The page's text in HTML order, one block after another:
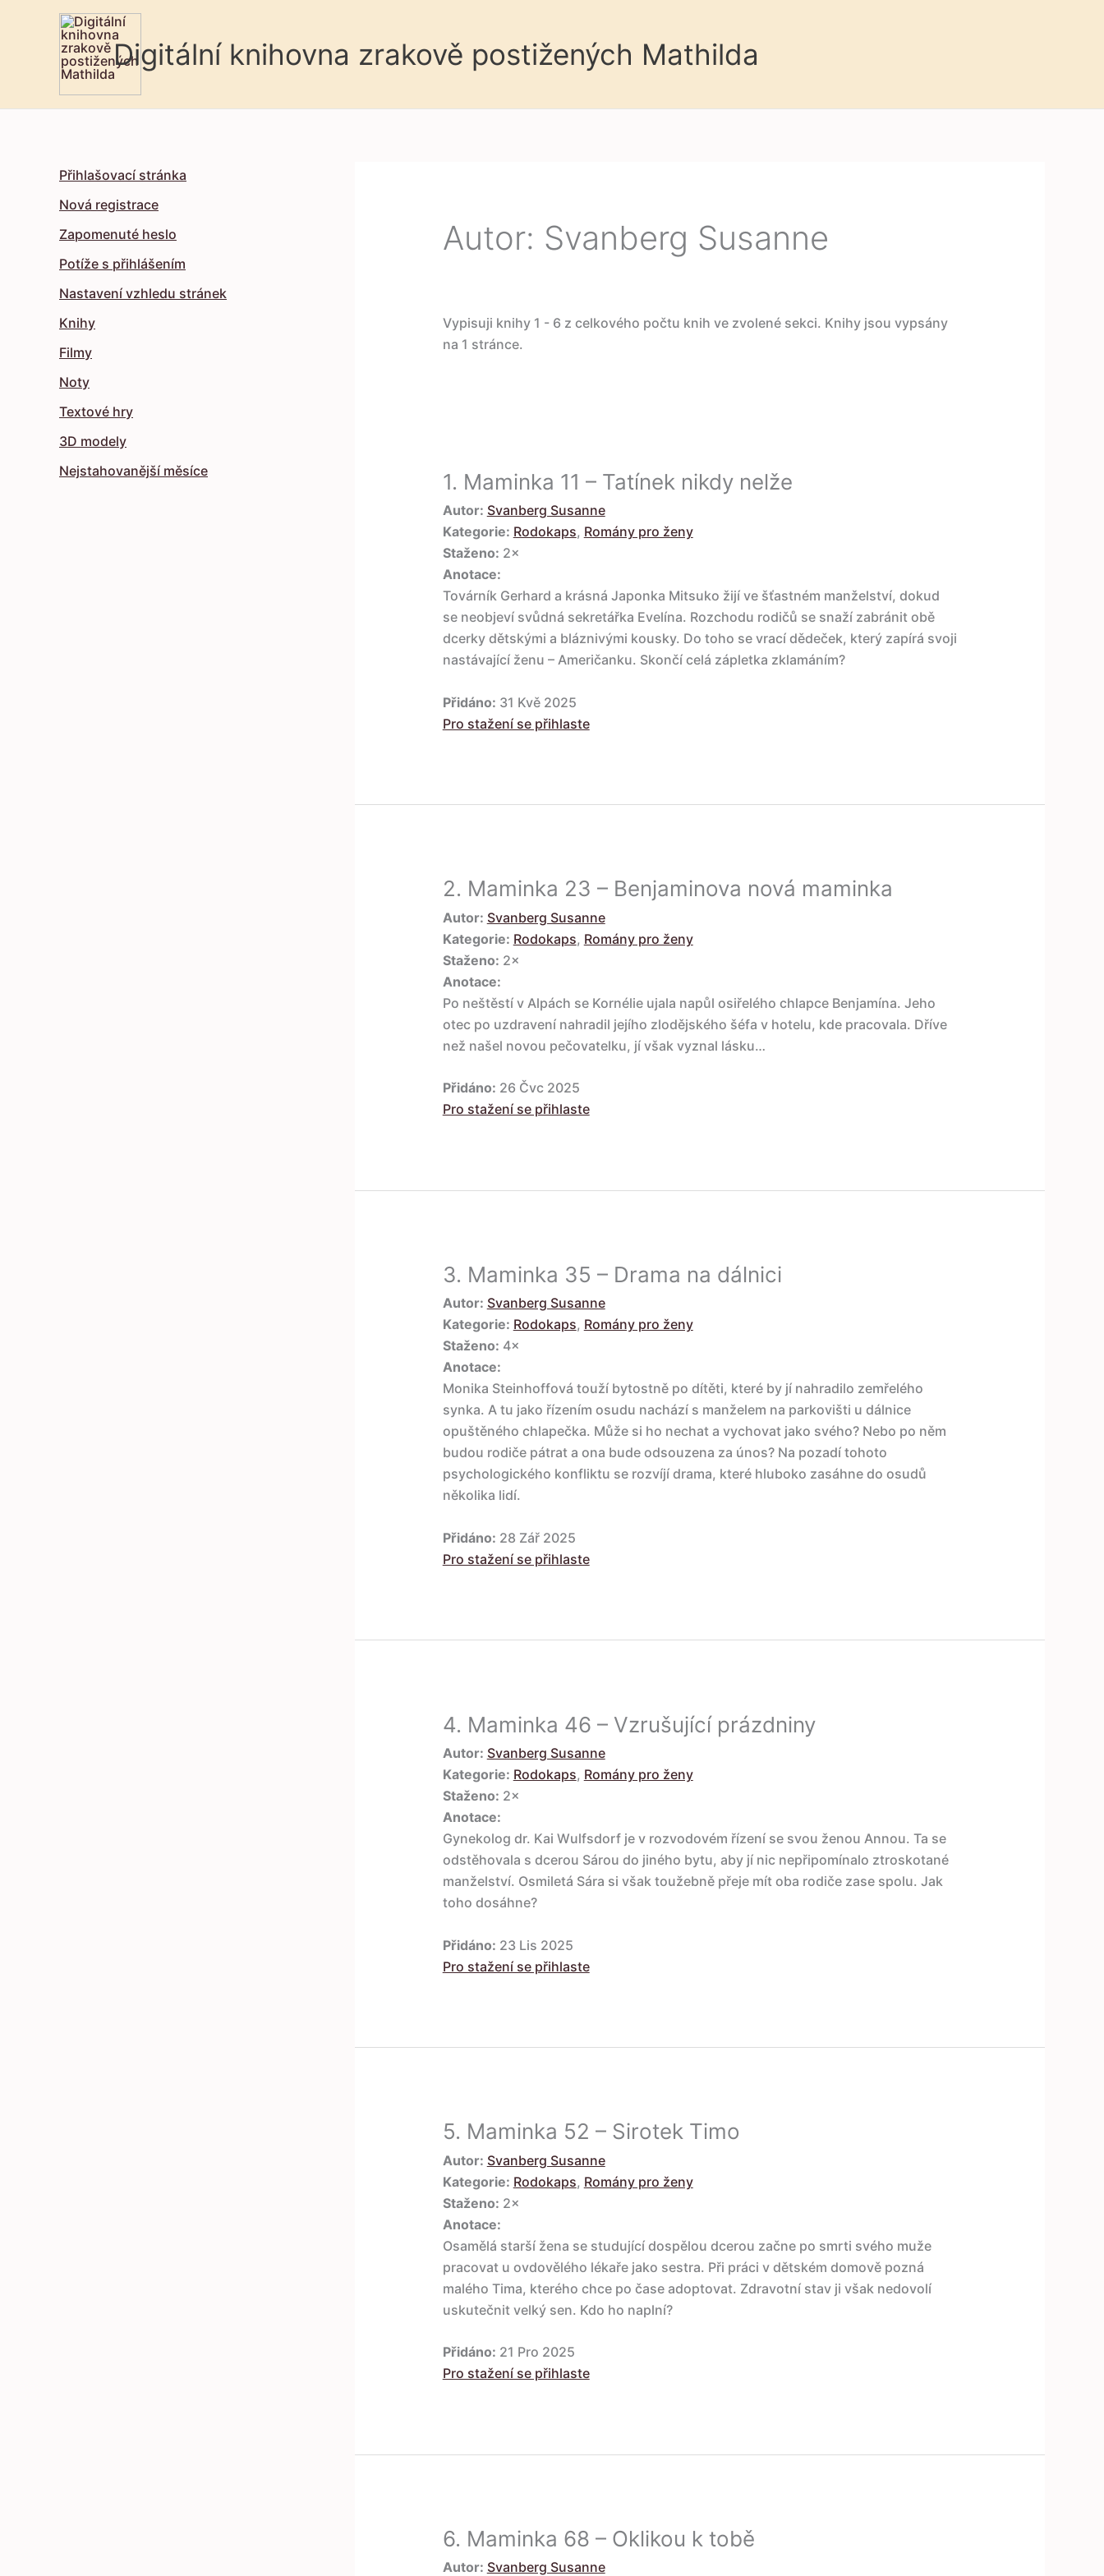
Digitální knihovna zrakově postižených Mathilda
Přihlašovací stránka
Nová registrace
Zapomenuté heslo
Potíže s přihlášením
Nastavení vzhledu stránek
Knihy
Filmy
Noty
Textové hry
3D modely
Nejstahovanější měsíce
Autor: Svanberg Susanne
Vypisuji knihy 1 - 6 z celkového počtu knih ve zvolené sekci. Knihy jsou vypsány
na 1 stránce.
1. Maminka 11 – Tatínek nikdy nelže
Autor: Svanberg Susanne
Kategorie: Rodokaps, Romány pro ženy
Staženo: 2×
Anotace:
Továrník Gerhard a krásná Japonka Mitsuko žijí ve šťastném manželství, dokud
se neobjeví svůdná sekretářka Evelína. Rozchodu rodičů se snaží zabránit obě
dcerky dětskými a bláznivými kousky. Do toho se vrací dědeček, který zapírá svoji
nastávající ženu – Američanku. Skončí celá zápletka zklamáním?
Přidáno: 31 Kvě 2025
Pro stažení se přihlaste
2. Maminka 23 – Benjaminova nová maminka
Autor: Svanberg Susanne
Kategorie: Rodokaps, Romány pro ženy
Staženo: 2×
Anotace:
Po neštěstí v Alpách se Kornélie ujala napůl osiřelého chlapce Benjamína. Jeho
otec po uzdravení nahradil jejího zlodějského šéfa v hotelu, kde pracovala. Dříve
než našel novou pečovatelku, jí však vyznal lásku…
Přidáno: 26 Čvc 2025
Pro stažení se přihlaste
3. Maminka 35 – Drama na dálnici
Autor: Svanberg Susanne
Kategorie: Rodokaps, Romány pro ženy
Staženo: 4×
Anotace:
Monika Steinhoffová touží bytostně po dítěti, které by jí nahradilo zemřelého
synka. A tu jako řízením osudu nachází s manželem na parkovišti u dálnice
opuštěného chlapečka. Může si ho nechat a vychovat jako svého? Nebo po něm
budou rodiče pátrat a ona bude odsouzena za únos? Na pozadí tohoto
psychologického konfliktu se rozvíjí drama, které hluboko zasáhne do osudů
několika lidí.
Přidáno: 28 Zář 2025
Pro stažení se přihlaste
4. Maminka 46 – Vzrušující prázdniny
Autor: Svanberg Susanne
Kategorie: Rodokaps, Romány pro ženy
Staženo: 2×
Anotace:
Gynekolog dr. Kai Wulfsdorf je v rozvodovém řízení se svou ženou Annou. Ta se
odstěhovala s dcerou Sárou do jiného bytu, aby jí nic nepřipomínalo ztroskotané
manželství. Osmiletá Sára si však toužebně přeje mít oba rodiče zase spolu. Jak
toho dosáhne?
Přidáno: 23 Lis 2025
Pro stažení se přihlaste
5. Maminka 52 – Sirotek Timo
Autor: Svanberg Susanne
Kategorie: Rodokaps, Romány pro ženy
Staženo: 2×
Anotace:
Osamělá starší žena se studující dospělou dcerou začne po smrti svého muže
pracovat u ovdovělého lékaře jako sestra. Při práci v dětském domově pozná
malého Tima, kterého chce po čase adoptovat. Zdravotní stav ji však nedovolí
uskutečnit velký sen. Kdo ho naplní?
Přidáno: 21 Pro 2025
Pro stažení se přihlaste
6. Maminka 68 – Oklikou k tobě
Autor: Svanberg Susanne